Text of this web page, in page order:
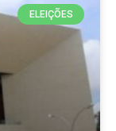
ELEIÇÕES